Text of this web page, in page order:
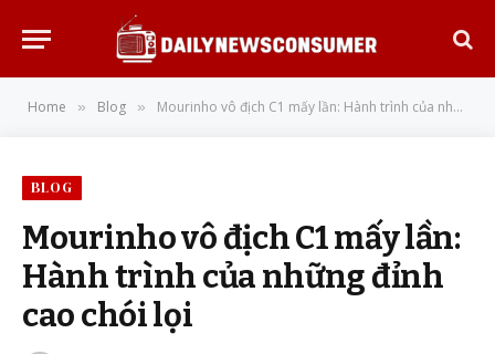
Home » Blog » Mourinho vô địch C1 mấy lần: Hành trình của những đỉnh cao chói lọi
BLOG
Mourinho vô địch C1 mấy lần:
Hành trình của những đỉnh
cao chói lọi